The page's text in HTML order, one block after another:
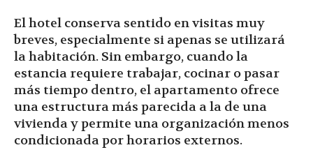
El hotel conserva sentido en visitas muy
breves, especialmente si apenas se utilizará
la habitación. Sin embargo, cuando la
estancia requiere trabajar, cocinar o pasar
más tiempo dentro, el apartamento ofrece
una estructura más parecida a la de una
vivienda y permite una organización menos
condicionada por horarios externos.